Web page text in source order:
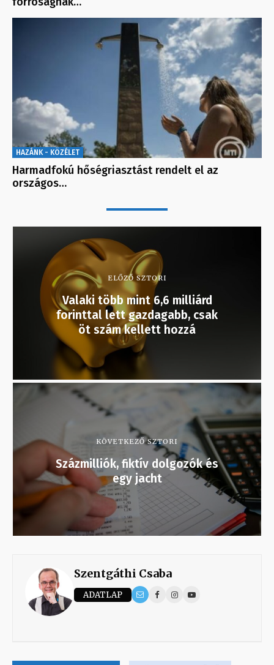
HAZÁNK - KÖZÉLET
Harmadfokú hőségriasztást rendelt el az
országos…
ELŐZŐ SZTORI
Valaki több mint 6,6 milliárd
forinttal lett gazdagabb, csak
öt szám kellett hozzá
KÖVETKEZŐ SZTORI
Százmilliók, fiktív dolgozók és
egy jacht
Szentgáthi Csaba
ADATLAP